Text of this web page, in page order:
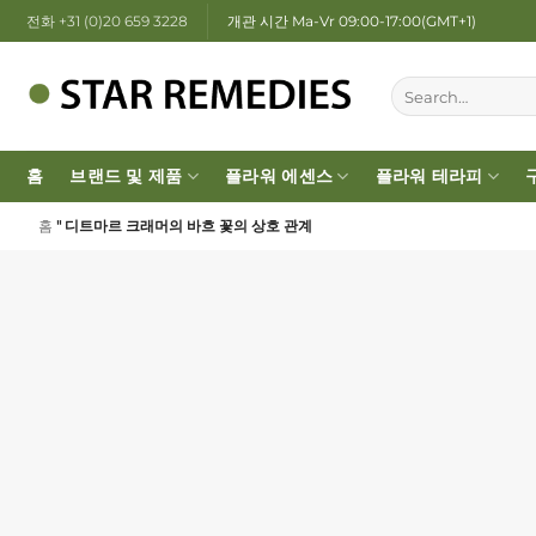
Skip
to
content
전화 +31 (0)20 659 3228 개관 시간 Ma-Vr 09:00-17:00(GMT+1)
홈 브랜드 및 제품 플라워 에센스 플라워 테라피
홈 " 디트마르 크래머의 바흐 꽃의 상호 관계